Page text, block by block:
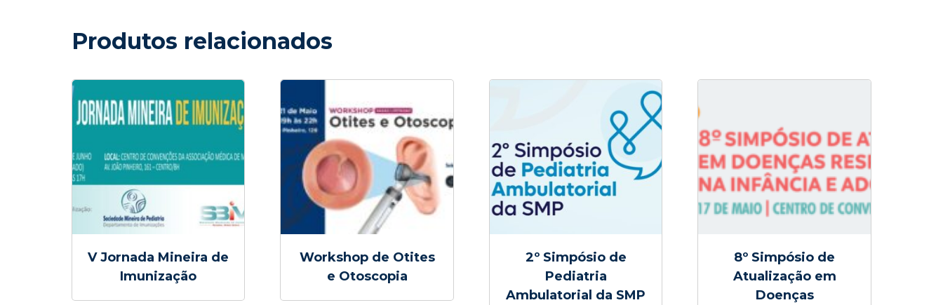
Produtos relacionados
V Jornada Mineira de
Imunização
Workshop de Otites
e Otoscopia
2º Simpósio de
Pediatria
Ambulatorial da SMP
8º Simpósio de
Atualização em
Doenças